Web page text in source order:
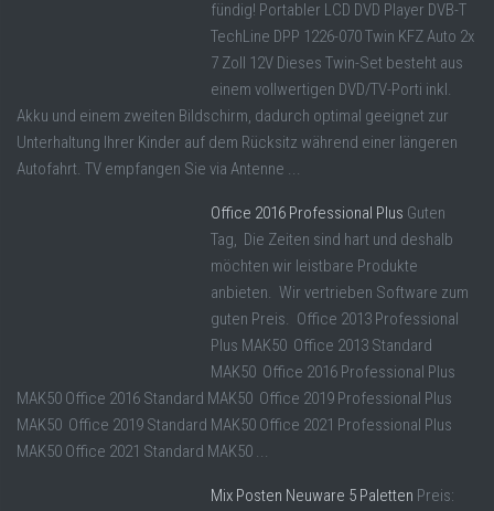
fündig! Portabler LCD DVD Player DVB-T
TechLine DPP 1226-070 Twin KFZ Auto 2x
7 Zoll 12V Dieses Twin-Set besteht aus
einem vollwertigen DVD/TV-Porti inkl.
Akku und einem zweiten Bildschirm, dadurch optimal geeignet zur
Unterhaltung Ihrer Kinder auf dem Rücksitz während einer längeren
Autofahrt. TV empfangen Sie via Antenne ...
Office 2016 Professional Plus Guten
Tag, Die Zeiten sind hart und deshalb
möchten wir leistbare Produkte
anbieten. Wir vertrieben Software zum
guten Preis. Office 2013 Professional
Plus MAK50 Office 2013 Standard
MAK50 Office 2016 Professional Plus
MAK50 Office 2016 Standard MAK50 Office 2019 Professional Plus
MAK50 Office 2019 Standard MAK50 Office 2021 Professional Plus
MAK50 Office 2021 Standard MAK50 ...
Mix Posten Neuware 5 Paletten Preis: